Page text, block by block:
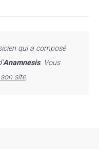
qui a composé
Anamnesis. Vous
site.